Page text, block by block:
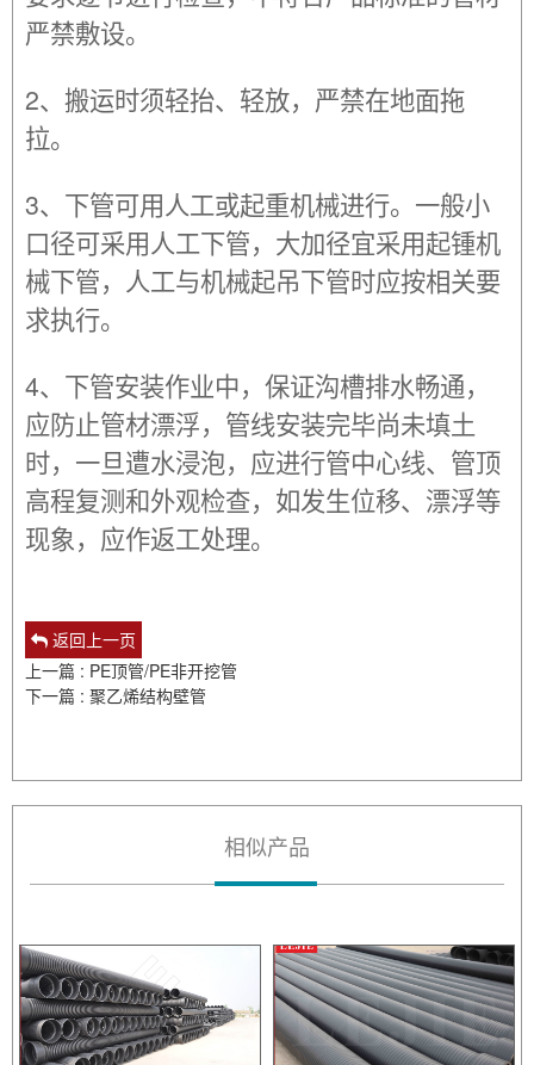
严禁敷设。
2、搬运时须轻抬、轻放，严禁在地面拖
拉。
3、下管可用人工或起重机械进行。一般小
口径可采用人工下管，大加径宜采用起锺机
械下管，人工与机械起吊下管时应按相关要
求执行。
4、下管安装作业中，保证沟槽排水畅通，
应防止管材漂浮，管线安装完毕尚未填土
时，一旦遭水浸泡，应进行管中心线、管顶
高程复测和外观检查，如发生位移、漂浮等
现象，应作返工处理。
返回上一页
上一篇 : PE顶管/PE非开挖管
下一篇 : 聚乙烯结构壁管
相似产品